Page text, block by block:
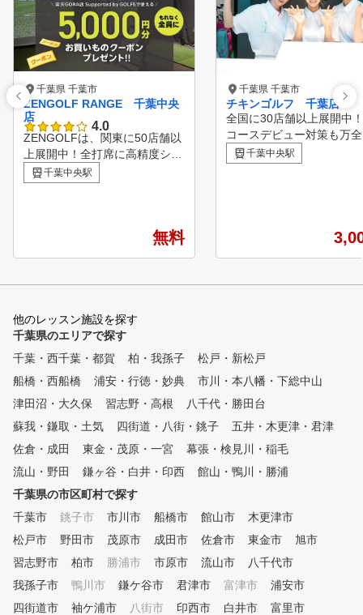
千葉県 千葉市
ZENGOLF RANGE 千葉中央
店
4.0
ZENGOLFは、関東に50店舗以
上展開中！全打席に高精度シミ
ュレーターを完備したレッスン
受け放題・レンジ使い放題の定
フレッスンが、毎日いつでも何
きます。 ①全打席に高性能シ
ュレーターにより、フェードや
ドローなどの球筋を忠実に再現
数値化され、ゴルフの現状と課
題が「見える化」されます。ま
た、毎回自動的に2方向からス
イング撮影しており、スロー再
生や一時停止などで自分のフォ
ームを客観的かつ詳細に確認す
レーターを活用した専属プロに
よるレッスン シミュレーター
により「見える化」されたデー
タをもとに、外部資格を有する
専属プロがレッスンをおこない
ます。会員様に目標をお聞きし
データを確認しながら、会員様
にわかりやすくレッスンします
千葉中央駅
無料
千葉県 千葉市
チキンゴルフ 千葉店
全国に30店舗以上展開中
コースデビュー対策も万
新のシミュレーションマ
チキンゴルフにお通い頂
おります。 お客様の目標
悩みに合わせてクラブの
を気にせず、いつでも練
最新のシミュレーション
近い感覚で練習できるか
ースデビュー対策も万全
周りを気にせず自分のゴ
集中できる環境で上達で
。 パーソナルレッスンで、フ
題やお悩み解決に向けて
なく二人三脚で歩めるよ
導を心掛けています。 道具や
ウェアの無料貸し出しも
いますので、休日だけで
仕事帰りにも安心して通
千葉中央駅
他のレッスン施設を探す
千葉県のエリアで探す
千葉・西千葉・都賀
柏・我孫子
松戸・新松戸
船橋・西船橋
浦安・行徳・妙典
市川・本八幡・下総中山
津田沼・大久保
習志野・高根
八千代・勝田台
蘇我・鎌取・土気
四街道・八街・銚子
五井・木更津・君津
佐倉・成田
東金・茂原・一宮
幕張・検見川・稲毛
流山・野田
鎌ヶ谷・白井・印西
館山・鴨川・勝浦
千葉県の市区町村で探す
千葉市
銚子市 市川市 船橋市 館山市
木更津市
松戸市
野田市 茂原市 成田市 佐倉市 東金市
旭市
習志野市
柏市 勝浦市 市原市 流山市
八千代市
我孫子市
鴨川市 鎌ケ谷市 君津市 富津市
浦安市
四街道市
袖ケ浦市 八街市 印西市 白井市
富里市